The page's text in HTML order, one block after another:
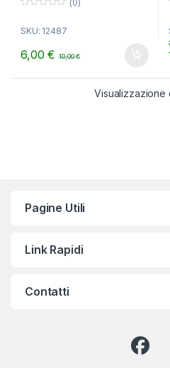
u
f
(0)
SKU: 12487
6,00€ 10,00€
t
Visualizzazione
Pagine Utili
Link Rapidi
Contatti